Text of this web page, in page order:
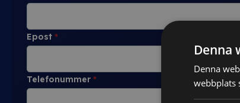
Epost *
Telefonummer *
Denna
Denna
webbplats